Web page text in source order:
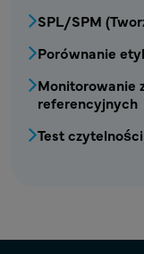
SPL/SPM
Porównanie
Monitorowanie
referencyjnych
Test czytelności